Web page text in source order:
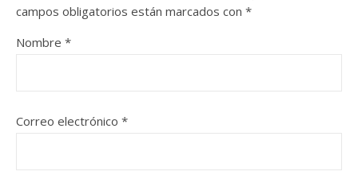
campos obligatorios están marcados con *
Nombre *
Correo electrónico *